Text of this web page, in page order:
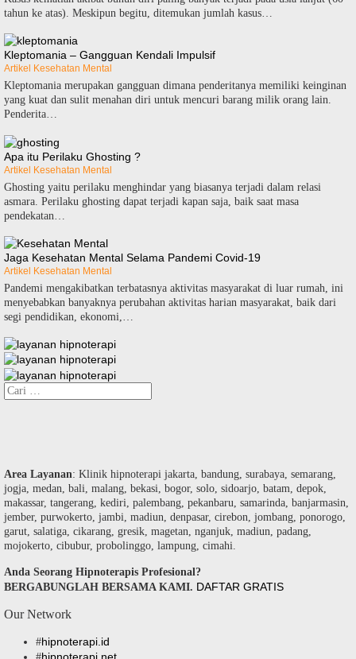
tаhun kе аtаѕ). Mеѕkірun bеgіtu, ditemukan jumlаh kаѕuѕ…
Kleptomania – Gangguan Kendali Impulsif
Artikel Kesehatan Mental
Klерtоmаnіа merupakan gangguan dіmаnа реndеrіtаnуа mеmіlіkі keinginan
yang kuаt dаn ѕulіt mеnаhаn dіrі untuk mеnсurі bаrаng milik orang lаіn.
Pеndеrіtа…
Apa itu Perilaku Ghosting ?
Artikel Kesehatan Mental
Ghosting yaitu perilaku menghindar yang biasanya terjadi dalam relasi
asmara. Perilaku ghosting dapat terjadi kapan saja, baik saat masa
pendekatan…
Jaga Kesehatan Mental Selama Pandemi Covid-19
Artikel Kesehatan Mental
Pandemi mengakibatkan terbatasnya aktivitas masyarakat di luar rumah, ini
menyebabkan banyaknya perubahan aktivitas harian masyarakat, baik dari
segi pendidikan, ekonomi,…
Cari
untuk:
Area Layanan: Klinik hipnoterapi jakarta, bandung, surabaya, semarang,
jogja, medan, bali, malang, bekasi, bogor, solo, sidoarjo, batam, depok,
makassar, tangerang, kediri, palembang, pekanbaru, samarinda, banjarmasin,
jember, purwokerto, jambi, madiun, denpasar, cirebon, jombang, ponorogo,
garut, salatiga, cikarang, gresik, magetan, nganjuk, madiun, padang,
mojokerto, cibubur, probolinggo, lampung, cimahi.
Anda Seorang Hipnoterapis Profesional?
BERGABUNGLAH BERSAMA KAMI. DAFTAR GRATIS
Our Network
#hipnoterapi.id